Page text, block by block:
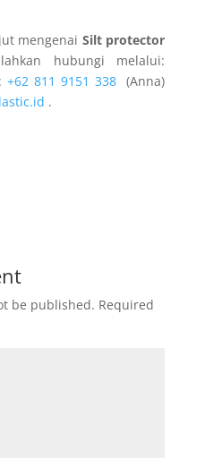
mengenai Silt protector
hubungi melalui:
:+62 811 9151 338(Anna)
.
be published. Required